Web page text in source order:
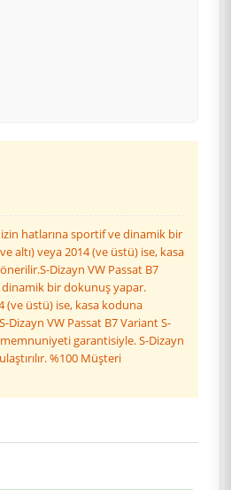
hatlarına sportif ve dinamik bir
altı) veya 2014 (ve üstü) ise, kasa
Dizayn VW Passat B7
dinamik bir dokunuş yapar.
(ve üstü) ise, kasa koduna
VW Passat B7 Variant S-
memnuniyeti garantisiyle. S-Dizayn
%100 Müşteri